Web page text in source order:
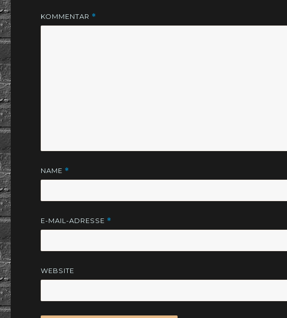
KOMMENTAR *
NAME *
E-MAIL-ADRESSE *
WEBSITE